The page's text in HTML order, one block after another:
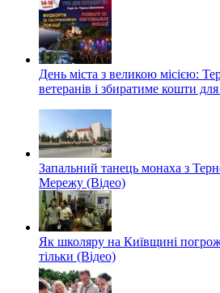
День міста з великою місією:
ветеранів і збиратиме кошти
Запальний танець монаха з
Мережу (Відео)
Як школяру на Київщині
тільки (Відео)